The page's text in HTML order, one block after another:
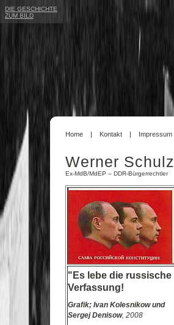
Home Kontakt Impressum
Werner Schulz
Ex-MdB/MdEP – DDR-Bürgerrechtler
"Es lebe die russische
Verfassung!
Grafik; Ivan Kolesnikow und
Sergej Denisow, 2008
DIE GESCHICHTE
ZUM BILD